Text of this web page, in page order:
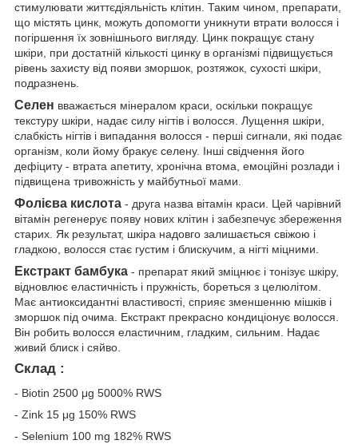
стимулювати життєдіяльність клітин. Таким чином, препарати,
що містять цинк, можуть допомогти уникнути втрати волосся і
погіршення їх зовнішнього вигляду. Цинк покращує стану
шкіри, при достатній кількості цинку в організмі підвищується
рівень захисту від появи зморшок, розтяжок, сухості шкіри,
подразнень.
Селен вважається мінералом краси, оскільки покращує
текстуру шкіри, надає силу нігтів і волосся. Лущення шкіри,
слабкість нігтів і випадання волосся - перші сигнали, які подає
організм, коли йому бракує селену. Інші свідчення його
дефіциту - втрата апетиту, хронічна втома, емоційні розлади і
підвищена тривожність у майбутньої мами.
Фолієва кислота - друга назва вітамін краси. Цей чарівний
вітамін регенерує появу нових клітин і забезпечує збереження
старих. Як результат, шкіра надовго залишається свіжою і
гладкою, волосся стає густим і блискучим, а нігті міцними.
Екстракт бамбука - препарат який зміцнює і тонізує шкіру,
відновлює еластичність і пружність, бореться з целюлітом.
Має антиоксидантні властивості, сприяє зменшенню мішків і
зморшок під очима. Екстракт прекрасно кондиціонує волосся.
Він робить волосся еластичним, гладким, сильним. Надає
живий блиск і сяйво.
Склад :
- Biotin 2500 μg 5000% RWS
- Zink 15 μg 150% RWS
- Selenium 100 mg 182% RWS